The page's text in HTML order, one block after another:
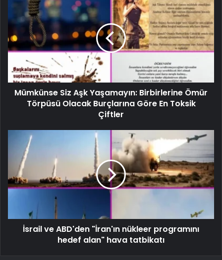
Mümkünse Siz Aşk Yaşamayın: Birbirlerine Ömür
Törpüsü Olacak Burçlarına Göre En Toksik
Çiftler
İsrail ve ABD'den "İran'ın nükleer programını
hedef alan" hava tatbikatı